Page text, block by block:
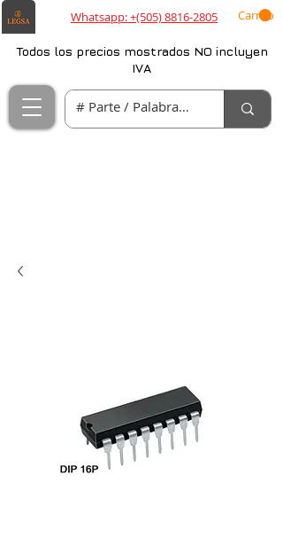
Whatsapp: +(505) 8816-2805 Carrito
Todos los precios mostrados NO incluyen
IVA